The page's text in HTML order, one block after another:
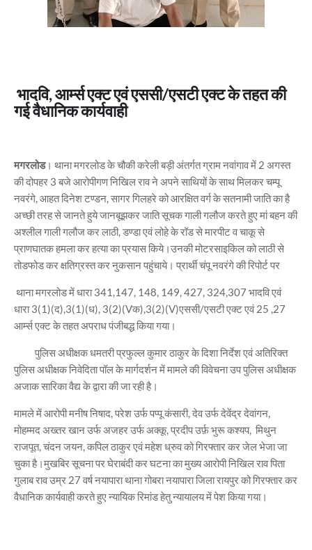
भादवि, आर्म्स एक्ट एवं एससी/एसटी एक्ट के तहत की
गई वैधानिक कार्यवाही
मगरलोड। थाना मगरलोड के चौकी करेली बड़ी अंतर्गत ग्राम नवांगाव में 2 अगस्त
की दोपहर 3 बजे आरोपीगण निखिल राव ने अपने साथियों के साथ मिलकर चम्पू
नवरंगे, आहत दिनेश टण्डन, सागर गिलहरे को आरक्षित वर्ग के सतनामी जाति का है
अच्छी तरह से जानते हुये जानबूझकर जाति सूचक गाली गलौज करते हुए मां बहन की
अश्लील गाली गलौज कर लाठी, डण्डा एवं लोहे के रॉड से मारपीट व चाकू से
प्राणघातक हमला कर हत्या का प्रयास किये।उनकी मोटरसाइकिल को लाठी से
तोडफोड कर क्षतिग्रस्त कर नुकसान पहुंचाये। प्रार्थी चंपू नवरंगे की रिपोर्ट पर
थाना मगरलोड में धारा 341,147, 148, 149, 427, 324,307 भादवि एवं
धारा 3(1)(द),3(1)(ध), 3(2)(Vक),3(2)(V)एससी/एसटी एक्ट एवं 25 ,27
आर्म्स एक्ट के तहत अपराध पंजीबद्ध किया गया।
पुलिस अधीक्षक धमतरी प्रफुल्ल कुमार ठाकुर के दिशा निर्देश एवं अतिरिक्त
पुलिस अधीक्षक निवेदिता पॉल के मार्गदर्शन में मामले की विवेचना उप पुलिस अधीक्षक
अजाक सारिका वैद्य के द्वारा की जा रही है।
मामले में आरोपी मनीष निषाद, परेश उर्फ पप्पू कंसारी, देव उर्फ देवेंद्र देवांगन,
मोहम्मद अख्तर खान उर्फ अजहर उर्फ अक्कू, प्रदीप उर्फ़ भुरू कश्यप, मिथुन
राजपूत, चंदन जयन, कपिल ठाकुर एवं महेश ध्रुव को गिरफ्तार कर जेल भेजा जा
चुका है।मुखबिर सूचना पर घेराबंदी कर घटना का मुख्य आरोपी निखिल राव पिता
गुलाब राव उम्र 27 वर्ष नयापारा थाना गोबरा नयापारा जिला रायपुर को गिरफ्तार कर
वैधानिक कार्यवाही करते हुए न्यायिक रिमांड हेतु न्यायालय में पेश किया गया।